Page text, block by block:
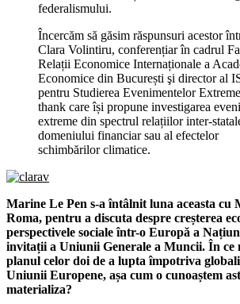
federalismului.
Încercăm să găsim răspunsuri acestor
Clara Volintiru, conferențiar în cadrul
Relații Economice Internaționale a
Economice din București şi director al
pentru Studierea Evenimentelor
thank care își propune investigarea
extreme din spectrul relațiilor inter-
domeniului financiar sau al efectelor
schimbărilor climatice.
Marine Le Pen s-a întâlnit luna aceasta cu
Roma, pentru a discuta despre creșterea
perspectivele sociale într-o Europă a
invitații a Uniunii Generale a Muncii. În ce
planul celor doi de a lupta împotriva
Uniunii Europene, așa cum o cunoaștem
materializa?